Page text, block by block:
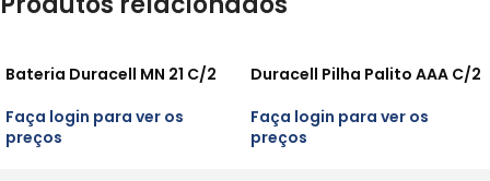
Bateria Duracell MN 21 C/2
Faça login para ver os
preços
Duracell Pilha Palito AAA C/2
Faça login para ver os
preços